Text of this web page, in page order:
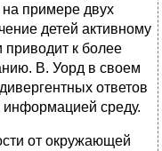
на примере двух
детей активному
к более
В. Уорд в своем
ответов
информацией среду.
от окружающей